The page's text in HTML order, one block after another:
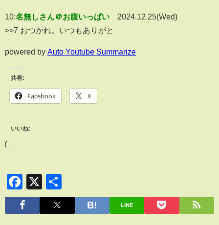
10:名無しさん＠お腹いっぱい
2024.12.25(Wed)
>>7 おつかれ。いつもありがと
powered by Auto Youtube Summarize
共有:
Facebook X
いいね:
Facebook
X
有
LINE